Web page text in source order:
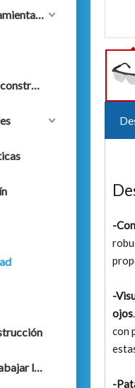
Accesorios para herramientas eléctricas
Pequeños equipos de construcción
Herramientas para trabajar la madera
-
-
ojos
con
-